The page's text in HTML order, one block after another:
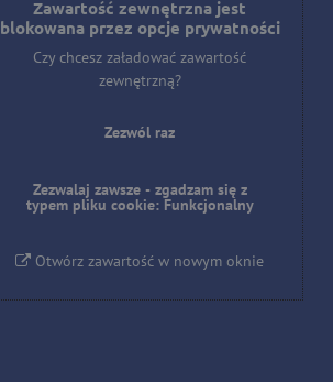
Zawartość zewnętrzna jest
blokowana przez opcje prywatności
Czy chcesz załadować zawartość
zewnętrzną?
Zezwól raz
Zezwalaj zawsze - zgadzam się z
typem pliku cookie: Funkcjonalny
Otwórz zawartość w nowym oknie